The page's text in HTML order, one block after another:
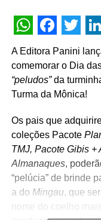
WhatsApp
A Editora Panini
comemorar o Dia
“peludos”da
Turma da Mônica!
Os pais que
coleções Pacote
TMJ, Pacote Gibis +
Almanaques,
“pelúcia” de brinde
a do Mingau, que
nome do coelho